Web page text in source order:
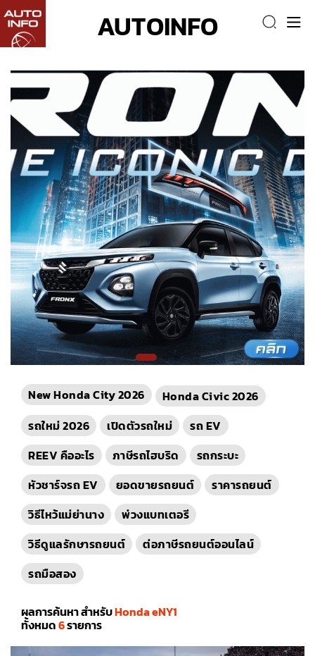
AUTOINFO
New Honda City 2026
Honda Civic 2026
รถใหม่ 2026
เปิดตัวรถใหม่
รถ EV
REEV คืออะไร
ภาษีรถไฮบริด
รถกระบะ
หัวชาร์จรถ EV
ยอดขายรถยนต์
ราคารถยนต์
วิธีไหว้แม่ย่านาง
พ่วงแบทเตอรี
วิธีดูแลรักษารถยนต์
ต่อภาษีรถยนต์ออนไลน์
รถมือสอง
ผลการค้นหา สำหรับHonda eNY1
ทั้งหมด6รายการ